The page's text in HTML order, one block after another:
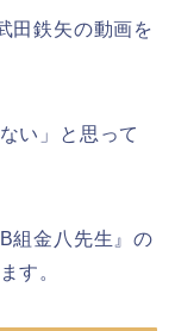
田鉄矢の動画を
い」と思って
組金八先生』の
す。